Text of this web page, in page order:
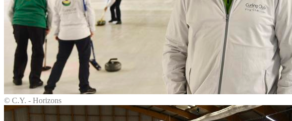
© C.Y. - Horizons